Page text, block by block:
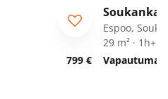
799 €
Espoo,
29 m² · 1h+kk